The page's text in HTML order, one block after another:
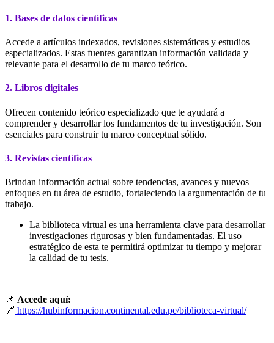
1. Bases de datos científicas
Accede a artículos indexados, revisiones sistemáticas y estudios
especializados. Estas fuentes garantizan información validada y
relevante para el desarrollo de tu marco teórico.
2. Libros digitales
Ofrecen contenido teórico especializado que te ayudará a
comprender y desarrollar los fundamentos de tu investigación. Son
esenciales para construir tu marco conceptual sólido.
3. Revistas científicas
Brindan información actual sobre tendencias, avances y nuevos
enfoques en tu área de estudio, fortaleciendo la argumentación de tu
trabajo.
La biblioteca virtual es una herramienta clave para desarrollar
investigaciones rigurosas y bien fundamentadas. El uso
estratégico de esta te permitirá optimizar tu tiempo y mejorar
la calidad de tu tesis.
📌 Accede aquí:
🔗 https://hubinformacion.continental.edu.pe/biblioteca-virtual/